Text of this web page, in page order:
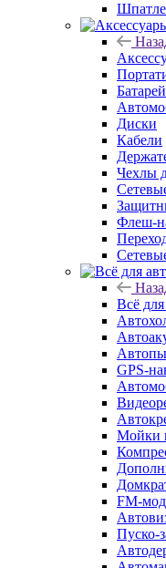
Диски
Кабели
Чехлы
Флеш-
Всё
GPS-
Мойки
FM-
Пуско-